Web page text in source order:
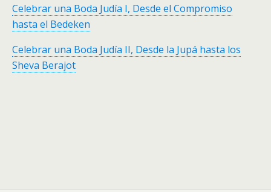
Celebrar una Boda Judía I, Desde el Compromiso
hasta el Bedeken
Celebrar una Boda Judía II, Desde la Jupá hasta los
Sheva Berajot